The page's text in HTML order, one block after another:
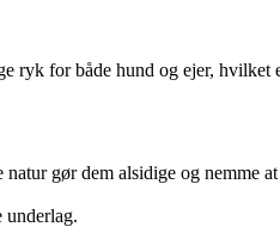
ryk for både hund og ejer, hvilket
gør dem alsidige og nemme at
underlag.